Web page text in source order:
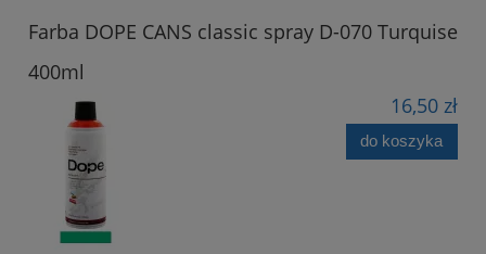
Farba DOPE CANS classic spray D-070 Turquise
400ml
16,50 zł
do koszyka